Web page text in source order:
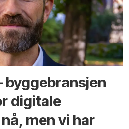
byggebransjen
digitale
men vi har